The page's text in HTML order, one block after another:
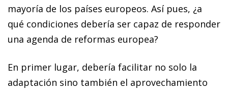
mayoría de los países europeos. Así pues, ¿a
qué condiciones debería ser capaz de responder
una agenda de reformas europea?
En primer lugar, debería facilitar no solo la
adaptación sino también el aprovechamiento